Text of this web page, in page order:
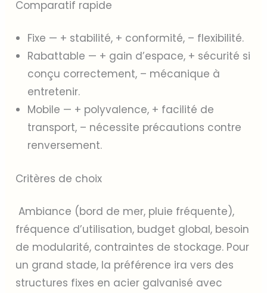
Comparatif rapide
Fixe — + stabilité, + conformité, – flexibilité.
Rabattable — + gain d’espace, + sécurité si
conçu correctement, – mécanique à
entretenir.
Mobile — + polyvalence, + facilité de
transport, – nécessite précautions contre
renversement.
Critères de choix
Ambiance (bord de mer, pluie fréquente),
fréquence d’utilisation, budget global, besoin
de modularité, contraintes de stockage. Pour
un grand stade, la préférence ira vers des
structures fixes en acier galvanisé avec